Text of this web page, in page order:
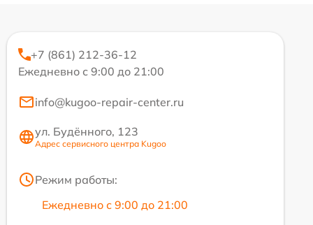
+7 (861) 212-36-12
Ежедневно с 9:00 до 21:00
info@kugoo-repair-center.ru
ул. Будённого, 123
Адрес сервисного центра Kugoo
Режим работы:
Ежедневно с 9:00 до 21:00